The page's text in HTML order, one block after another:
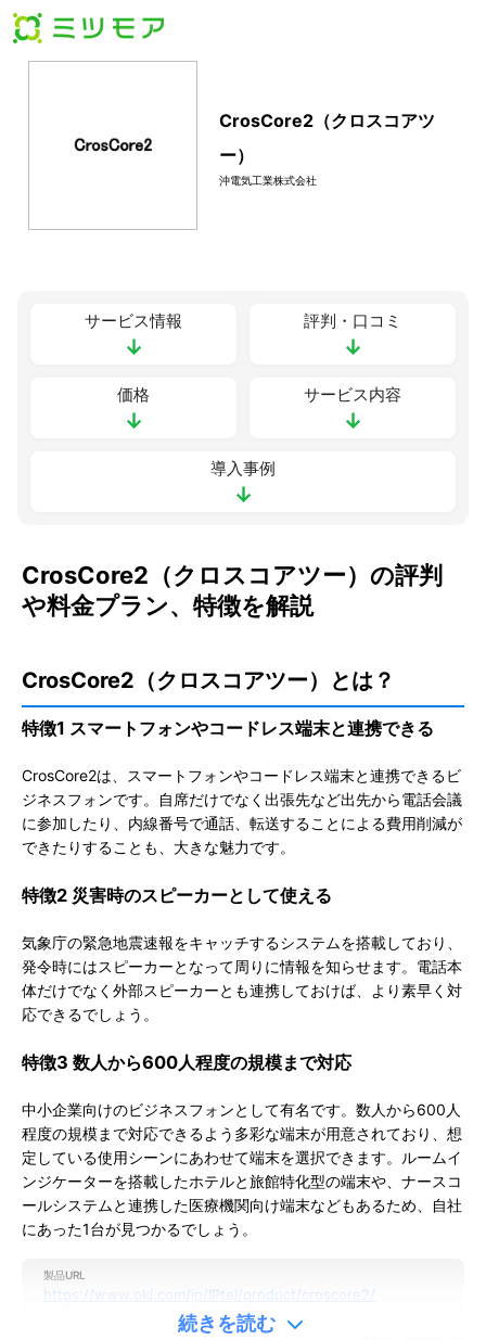
CrosCore2（クロスコアツ
ー）
沖電気工業株式会社
サービス情報
↓
評判・口コミ
↓
価格
↓
サービス内容
↓
導入事例
↓
CrosCore2（クロスコアツー）の評判
や料金プラン、特徴を解説
CrosCore2（クロスコアツー）とは？
特徴1 スマートフォンやコードレス端末と連携できる
CrosCore2は、スマートフォンやコードレス端末と連携できるビ
ジネスフォンです。自席だけでなく出張先など出先から電話会議
に参加したり、内線番号で通話、転送することによる費用削減が
できたりすることも、大きな魅力です。
特徴2 災害時のスピーカーとして使える
気象庁の緊急地震速報をキャッチするシステムを搭載しており、
発令時にはスピーカーとなって周りに情報を知らせます。 電話本
体だけでなく外部スピーカーとも連携しておけば、より素早く対
応できるでしょう。
特徴3 数人から600人程度の規模まで対応
中小企業向けのビジネスフォンとして有名です。 数人から600人
程度の規模まで対応できるよう多彩な端末が用意されており、想
定している使用シーンにあわせて端末を選択できます。
ルームイ
ンジケーターを搭載したホテルと旅館特化型の端末や、ナースコ
ールシステムと連携した医療機関向け端末などもあるため、自社
にあった1台が見つかるでしょう。
製品URL
https://www.oki.com/jp/IPtel/product/croscore2/
続きを読む